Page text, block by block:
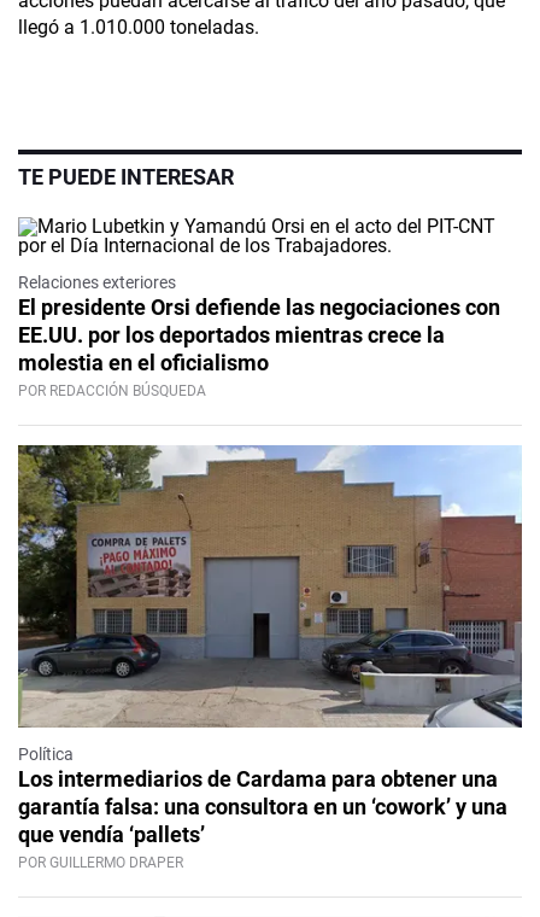
llegó a 1.010.000 toneladas.
TE PUEDE INTERESAR
Relaciones exteriores
El presidente Orsi defiende las negociaciones con
EE.UU. por los deportados mientras crece la
molestia en el oficialismo
POR REDACCIÓN BÚSQUEDA
Política
Los intermediarios de Cardama para obtener una
garantía falsa: una consultora en un ‘cowork’ y una
que vendía ‘pallets’
POR GUILLERMO DRAPER